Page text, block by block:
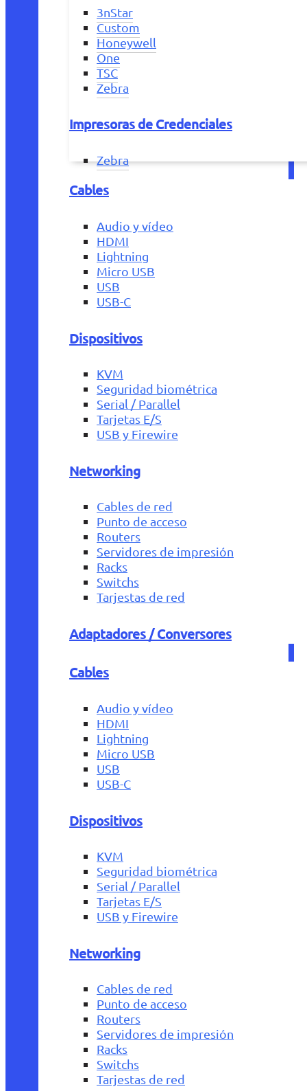
3nStar
Custom
Honeywell
One
TSC
Zebra
Impresoras de Credenciales
Zebra
Cables
Audio y vídeo
HDMI
Lightning
Micro USB
USB
USB-C
Dispositivos
KVM
Seguridad biométrica
Serial / Parallel
Tarjetas E/S
USB y Firewire
Networking
Cables de red
Punto de acceso
Routers
Servidores de impresión
Racks
Switchs
Tarjestas de red
Adaptadores / Conversores
Cables
Audio y vídeo
HDMI
Lightning
Micro USB
USB
USB-C
Dispositivos
KVM
Seguridad biométrica
Serial / Parallel
Tarjetas E/S
USB y Firewire
Networking
Cables de red
Punto de acceso
Routers
Servidores de impresión
Racks
Switchs
Tarjestas de red